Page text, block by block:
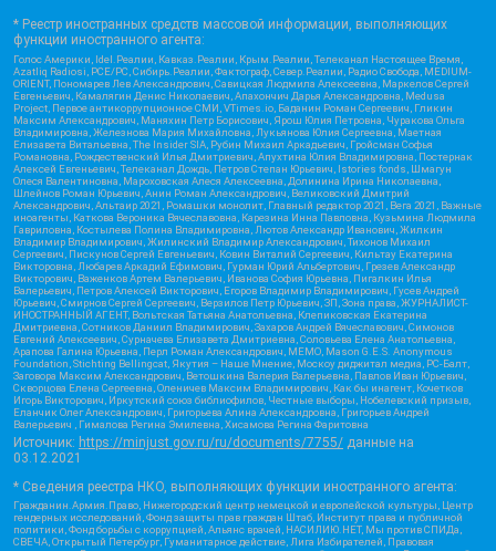
* Реестр иностранных средств массовой информации, выполняющих
функции иностранного агента:
Голос Америки, Idel.Реалии, Кавказ.Реалии, Крым.Реалии, Телеканал Настоящее Время,
Azatliq Radiosi, PCE/PC, Сибирь.Реалии, Фактограф, Север.Реалии, Радио Свобода, MEDIUM-
ORIENT, Пономарев Лев Александрович, Савицкая Людмила Алексеевна, Маркелов Сергей
Евгеньевич, Камалягин Денис Николаевич, Апахончич Дарья Александровна, Medusa
Project, Первое антикоррупционное СМИ, VTimes.io, Баданин Роман Сергеевич, Гликин
Максим Александрович, Маняхин Петр Борисович, Ярош Юлия Петровна, Чуракова Ольга
Владимировна, Железнова Мария Михайловна, Лукьянова Юлия Сергеевна, Маетная
Елизавета Витальевна, The Insider SIA, Рубин Михаил Аркадьевич, Гройсман Софья
Романовна, Рождественский Илья Дмитриевич, Апухтина Юлия Владимировна, Постернак
Алексей Евгеньевич, Телеканал Дождь, Петров Степан Юрьевич, Istories fonds, Шмагун
Олеся Валентиновна, Мароховская Алеся Алексеевна, Долинина Ирина Николаевна,
Шлейнов Роман Юрьевич, Анин Роман Александрович, Великовский Дмитрий
Александрович, Альтаир 2021, Ромашки монолит, Главный редактор 2021, Вега 2021, Важные
иноагенты, Каткова Вероника Вячеславовна, Карезина Инна Павловна, Кузьмина Людмила
Гавриловна, Костылева Полина Владимировна, Лютов Александр Иванович, Жилкин
Владимир Владимирович, Жилинский Владимир Александрович, Тихонов Михаил
Сергеевич, Пискунов Сергей Евгеньевич, Ковин Виталий Сергеевич, Кильтау Екатерина
Викторовна, Любарев Аркадий Ефимович, Гурман Юрий Альбертович, Грезев Александр
Викторович, Важенков Артем Валерьевич, Иванова София Юрьевна, Пигалкин Илья
Валерьевич, Петров Алексей Викторович, Егоров Владимир Владимирович, Гусев Андрей
Юрьевич, Смирнов Сергей Сергеевич, Верзилов Петр Юрьевич, ЗП, Зона права, ЖУРНАЛИСТ-
ИНОСТРАННЫЙ АГЕНТ, Вольтская Татьяна Анатольевна, Клепиковская Екатерина
Дмитриевна, Сотников Даниил Владимирович, Захаров Андрей Вячеславович, Симонов
Евгений Алексеевич, Сурначева Елизавета Дмитриевна, Соловьева Елена Анатольевна,
Арапова Галина Юрьевна, Перл Роман Александрович, МЕМО, Mason G.E.S. Anonymous
Foundation, Stichting Bellingcat, Якутия – Наше Мнение, Москоу диджитал медиа, РС-Балт,
Заговора Максим Александрович, Ветошкина Валерия Валерьевна, Павлов Иван Юрьевич,
Скворцова Елена Сергеевна, Оленичев Максим Владимирович, Как бы инагент, Кочетков
Игорь Викторович, Иркутский союз библиофилов, Честные выборы, Нобелевский призыв,
Еланчик Олег Александрович, Григорьева Алина Александровна, Григорьев Андрей
Валерьевич , Гималова Регина Эмилевна, Хисамова Регина Фаритовна
Источник: https://minjust.gov.ru/ru/documents/7755/ данные на
03.12.2021
* Сведения реестра НКО, выполняющих функции иностранного агента:
Гражданин.Армия.Право, Нижегородский центр немецкой и европейской культуры, Центр
гендерных исследований, Фонд защиты прав граждан Штаб, Институт права и публичной
политики, Фонд борьбы с коррупцией, Альянс врачей, НАСИЛИЮ.НЕТ, Мы против СПИДа,
СВЕЧА, Открытый Петербург, Гуманитарное действие, Лига Избирателей, Правовая